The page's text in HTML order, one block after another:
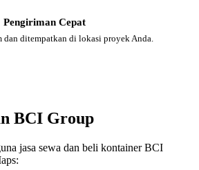
Pengiriman Cepat
ditempatkan di lokasi proyek Anda.
BCI Group
jasa sewa dan beli kontainer BCI